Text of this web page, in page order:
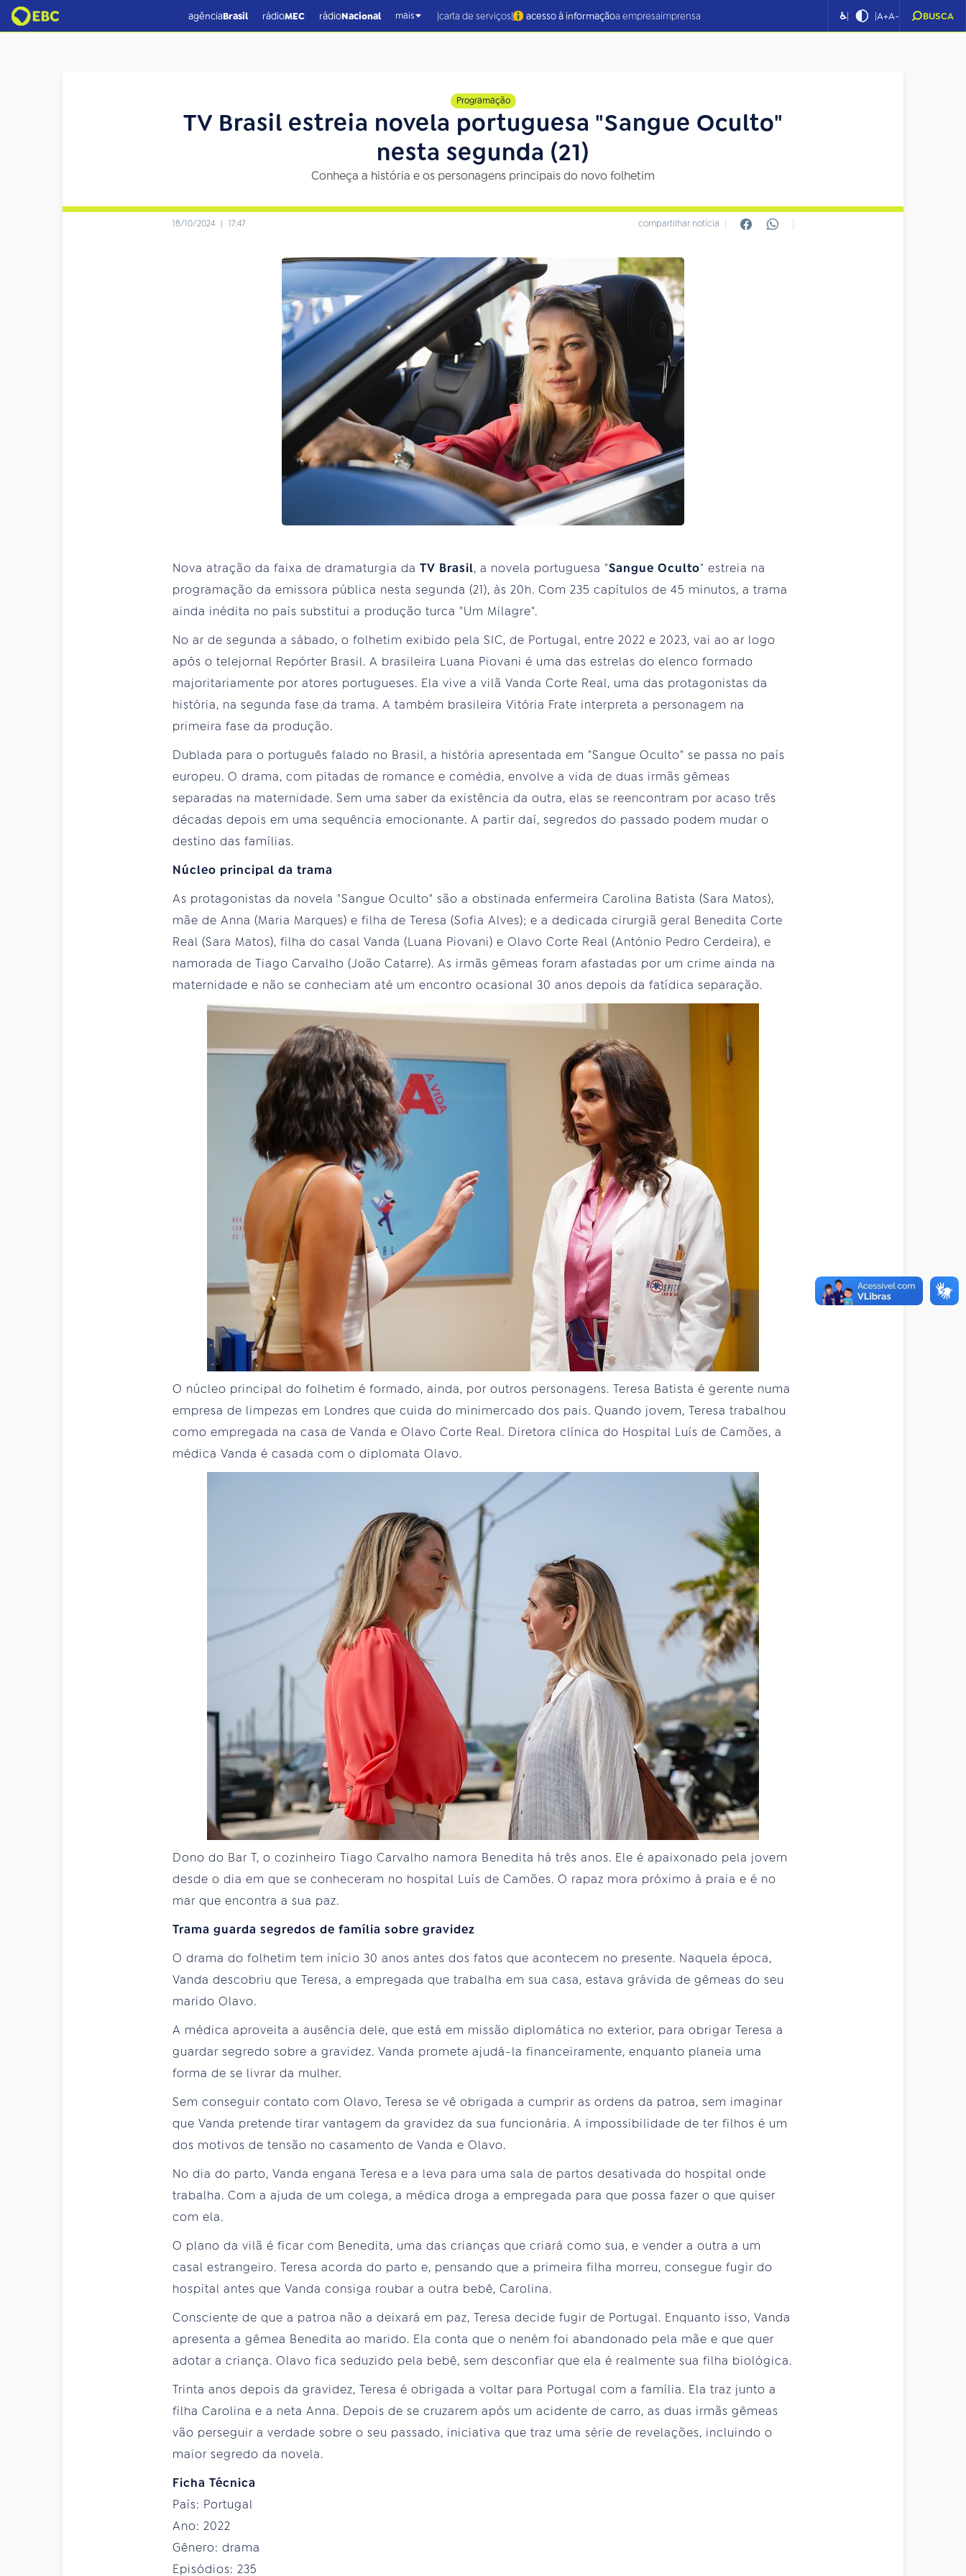
agênciaBrasil rádioMEC rádioNacional mais |carta de serviços| acesso à informaçãoa empresaimprensa ♿| |A+A- BUSCA
Programação
TV Brasil estreia novela portuguesa "Sangue Oculto"
nesta segunda (21)
Conheça a história e os personagens principais do novo folhetim
18/10/2024 | 17:47 compartilhar notícia
Nova atração da faixa de dramaturgia da TV Brasil, a novela portuguesa "Sangue Oculto" estreia na
programação da emissora pública nesta segunda (21), às 20h. Com 235 capítulos de 45 minutos, a trama
ainda inédita no país substitui a produção turca "Um Milagre".
No ar de segunda a sábado, o folhetim exibido pela SIC, de Portugal, entre 2022 e 2023, vai ao ar logo
após o telejornal Repórter Brasil. A brasileira Luana Piovani é uma das estrelas do elenco formado
majoritariamente por atores portugueses. Ela vive a vilã Vanda Corte Real, uma das protagonistas da
história, na segunda fase da trama. A também brasileira Vitória Frate interpreta a personagem na
primeira fase da produção.
Dublada para o português falado no Brasil, a história apresentada em "Sangue Oculto" se passa no país
europeu. O drama, com pitadas de romance e comédia, envolve a vida de duas irmãs gêmeas
separadas na maternidade. Sem uma saber da existência da outra, elas se reencontram por acaso três
décadas depois em uma sequência emocionante. A partir daí, segredos do passado podem mudar o
destino das famílias.
Núcleo principal da trama
As protagonistas da novela "Sangue Oculto" são a obstinada enfermeira Carolina Batista (Sara Matos),
mãe de Anna (Maria Marques) e filha de Teresa (Sofia Alves); e a dedicada cirurgiã geral Benedita Corte
Real (Sara Matos), filha do casal Vanda (Luana Piovani) e Olavo Corte Real (António Pedro Cerdeira), e
namorada de Tiago Carvalho (João Catarre). As irmãs gêmeas foram afastadas por um crime ainda na
maternidade e não se conheciam até um encontro ocasional 30 anos depois da fatídica separação.
O núcleo principal do folhetim é formado, ainda, por outros personagens. Teresa Batista é gerente numa
empresa de limpezas em Londres que cuida do minimercado dos pais. Quando jovem, Teresa trabalhou
como empregada na casa de Vanda e Olavo Corte Real. Diretora clínica do Hospital Luís de Camões, a
médica Vanda é casada com o diplomata Olavo.
Dono do Bar T, o cozinheiro Tiago Carvalho namora Benedita há três anos. Ele é apaixonado pela jovem
desde o dia em que se conheceram no hospital Luís de Camões. O rapaz mora próximo à praia e é no
mar que encontra a sua paz.
Trama guarda segredos de família sobre gravidez
O drama do folhetim tem início 30 anos antes dos fatos que acontecem no presente. Naquela época,
Vanda descobriu que Teresa, a empregada que trabalha em sua casa, estava grávida de gêmeas do seu
marido Olavo.
A médica aproveita a ausência dele, que está em missão diplomática no exterior, para obrigar Teresa a
guardar segredo sobre a gravidez. Vanda promete ajudá-la financeiramente, enquanto planeia uma
forma de se livrar da mulher.
Sem conseguir contato com Olavo, Teresa se vê obrigada a cumprir as ordens da patroa, sem imaginar
que Vanda pretende tirar vantagem da gravidez da sua funcionária. A impossibilidade de ter filhos é um
dos motivos de tensão no casamento de Vanda e Olavo.
No dia do parto, Vanda engana Teresa e a leva para uma sala de partos desativada do hospital onde
trabalha. Com a ajuda de um colega, a médica droga a empregada para que possa fazer o que quiser
com ela.
O plano da vilã é ficar com Benedita, uma das crianças que criará como sua, e vender a outra a um
casal estrangeiro. Teresa acorda do parto e, pensando que a primeira filha morreu, consegue fugir do
hospital antes que Vanda consiga roubar a outra bebê, Carolina.
Consciente de que a patroa não a deixará em paz, Teresa decide fugir de Portugal. Enquanto isso, Vanda
apresenta a gêmea Benedita ao marido. Ela conta que o neném foi abandonado pela mãe e que quer
adotar a criança. Olavo fica seduzido pela bebê, sem desconfiar que ela é realmente sua filha biológica.
Trinta anos depois da gravidez, Teresa é obrigada a voltar para Portugal com a família. Ela traz junto a
filha Carolina e a neta Anna. Depois de se cruzarem após um acidente de carro, as duas irmãs gêmeas
vão perseguir a verdade sobre o seu passado, iniciativa que traz uma série de revelações, incluindo o
maior segredo da novela.
Ficha Técnica
País: Portugal
Ano: 2022
Gênero: drama
Episódios: 235